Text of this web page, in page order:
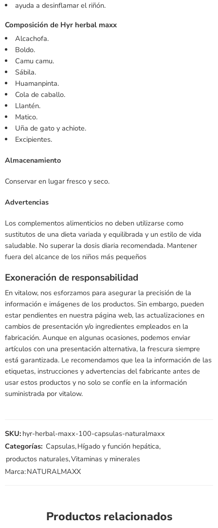
ayuda a desinflamar el riñón.
Composición de Hyr herbal maxx
Alcachofa.
Boldo.
Camu camu.
Sábila.
Huamanpinta.
Cola de caballo.
Llantén.
Matico.
Uña de gato y achiote.
Excipientes.
Almacenamiento
Conservar en lugar fresco y seco.
Advertencias
Los complementos alimenticios no deben utilizarse como
sustitutos de una dieta variada y equilibrada y un estilo de vida
saludable. No superar la dosis diaria recomendada. Mantener
fuera del alcance de los niños más pequeños
Exoneración de responsabilidad
En vitalow, nos esforzamos para asegurar la precisión de la
información e imágenes de los productos. Sin embargo, pueden
estar pendientes en nuestra página web, las actualizaciones en
cambios de presentación y/o ingredientes empleados en la
fabricación. Aunque en algunas ocasiones, podemos enviar
artículos con una presentación alternativa, la frescura siempre
está garantizada. Le recomendamos que lea la información de las
etiquetas, instrucciones y advertencias del fabricante antes de
usar estos productos y no solo se confíe en la información
suministrada por vitalow.
SKU: hyr-herbal-maxx-100-capsulas-naturalmaxx
Categorías: Capsulas,Hígado y función hepática,
productos naturales,Vitaminas y minerales
Marca:NATURALMAXX
Productos relacionados